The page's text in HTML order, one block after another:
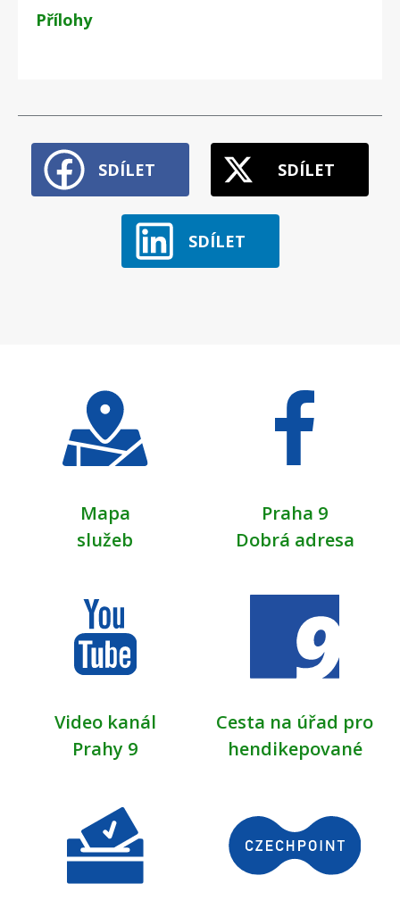
Přílohy
SDÍLET SDÍLET
SDÍLET
Mapa
služeb
Praha 9
Dobrá adresa
Video kanál
Prahy 9
Cesta na úřad pro
hendikepované